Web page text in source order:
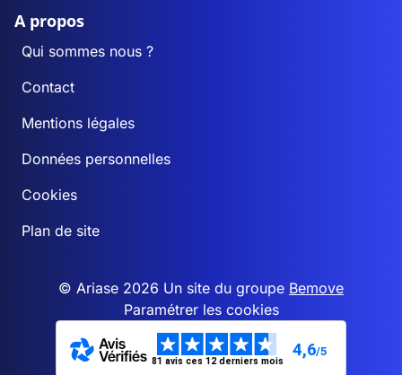
A propos
Qui sommes nous ?
Contact
Mentions légales
Données personnelles
Cookies
Plan de site
© Ariase 2026 Un site du groupe Bemove
Paramétrer les cookies
81 avis ces 12 derniers mois
4,6/5